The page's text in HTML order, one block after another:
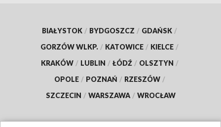
BIAŁYSTOK / BYDGOSZCZ / GDAŃSK /
GORZÓW WLKP. / KATOWICE / KIELCE /
KRAKÓW / LUBLIN / ŁÓDŹ / OLSZTYN /
OPOLE / POZNAŃ / RZESZÓW /
SZCZECIN / WARSZAWA / WROCŁAW